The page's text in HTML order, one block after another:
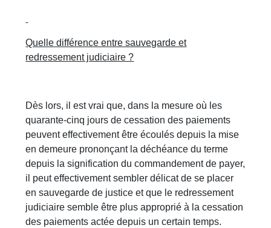
Quelle différence entre sauvegarde et
redressement judiciaire ?
Dès lors, il est vrai que, dans la mesure où les
quarante-cinq jours de cessation des paiements
peuvent effectivement être écoulés depuis la mise
en demeure prononçant la déchéance du terme
depuis la signification du commandement de payer,
il peut effectivement sembler délicat de se placer
en sauvegarde de justice et que le redressement
judiciaire semble être plus approprié à la cessation
des paiements actée depuis un certain temps.